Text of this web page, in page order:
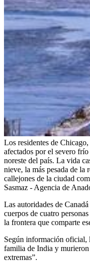
Los residentes de
afectados por el severo
noreste del país. La vida
nieve, la más pesada de la
callejones de la ciudad
Sasmaz - Agencia de
Las autoridades de
cuerpos de cuatro
la frontera que comparte
Según información oficial,
familia de India y
extremas”.